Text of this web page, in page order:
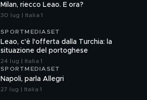
Milan, riecco Leao. E ora?
30 lug | Italia 1
SPORTMEDIASET
Leao, c'è l'offerta dalla Turchia: la
situazione del portoghese
24 lug | Italia 1
SPORTMEDIASET
Napoli, parla Allegri
27 lug | Italia 1